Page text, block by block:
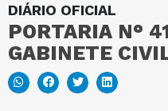
DIÁRIO OFICIAL
PORTARIA N°
GABINETE
MAPA DO SITE
PORTAL DA